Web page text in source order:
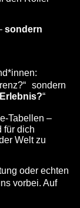
sondern
sondern
“
Tabellen –
für dich
Welt zu
oder echten
vorbei. Auf